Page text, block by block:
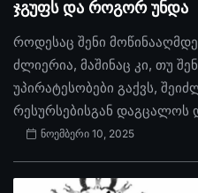
ჯგუფს და როგორ უნდა
როდესაც შენი
ძლიერია, მაშინაც კი, თუ
უპირატესობები გაქვს,
რესურსებისგან დაგცალოს
ნოემბერი 10, 2025